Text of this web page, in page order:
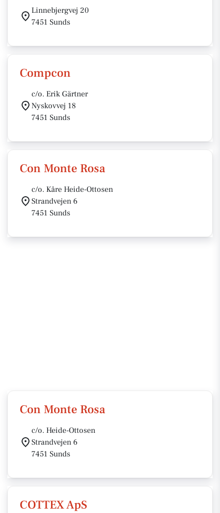
Linnebjergvej 20
7451 Sunds
Compcon
c/o. Erik Gärtner
Nyskovvej 18
7451 Sunds
Con Monte Rosa
c/o. Kåre Heide-Ottosen
Strandvejen 6
7451 Sunds
Con Monte Rosa
c/o. Heide-Ottosen
Strandvejen 6
7451 Sunds
COTTEX ApS